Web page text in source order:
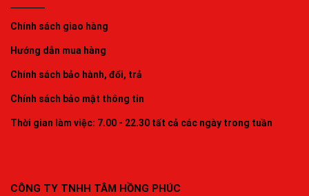
CÔNG TY TNHH TÂM HỒNG PHÚC
Chính sách giao hàng
Hướng dẫn mua hàng
Chính sách bảo hành, đổi, trả
Chính sách bảo mật thông tin
Thời gian làm việc: 7.00 - 22.30 tất cả các ngày trong tuần